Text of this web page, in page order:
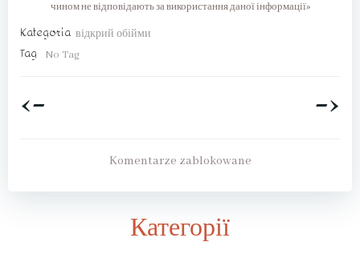
чином не відповідають за використання даної інформації»
Kategoria відкрий обійми
Tag No Tag
Post
<- ->
Komentarze zablokowane
Категорії